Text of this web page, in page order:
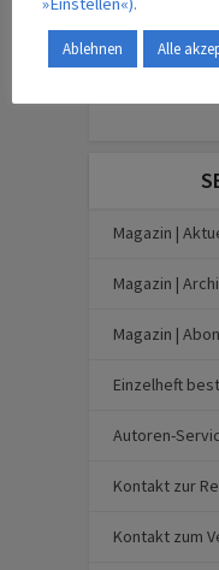
Magazin |
Magazin |
Magazin |
Einzelheft
Autoren-
Kontakt zur
Kontakt zum
Ablehnen Alle